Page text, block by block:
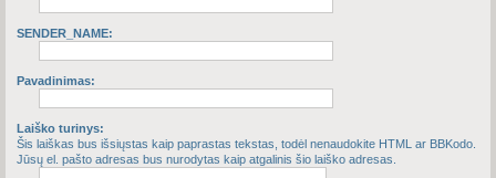
SENDER_NAME:
Pavadinimas:
Laiško turinys:
Šis laiškas bus išsiųstas kaip paprastas tekstas, todėl nenaudokite HTML ar BBKodo.
Jūsų el. pašto adresas bus nurodytas kaip atgalinis šio laiško adresas.